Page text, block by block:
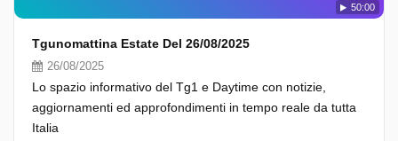
50:00
Tgunomattina Estate Del 26/08/2025
26/08/2025
Lo spazio informativo del Tg1 e Daytime con notizie,
aggiornamenti ed approfondimenti in tempo reale da tutta
Italia